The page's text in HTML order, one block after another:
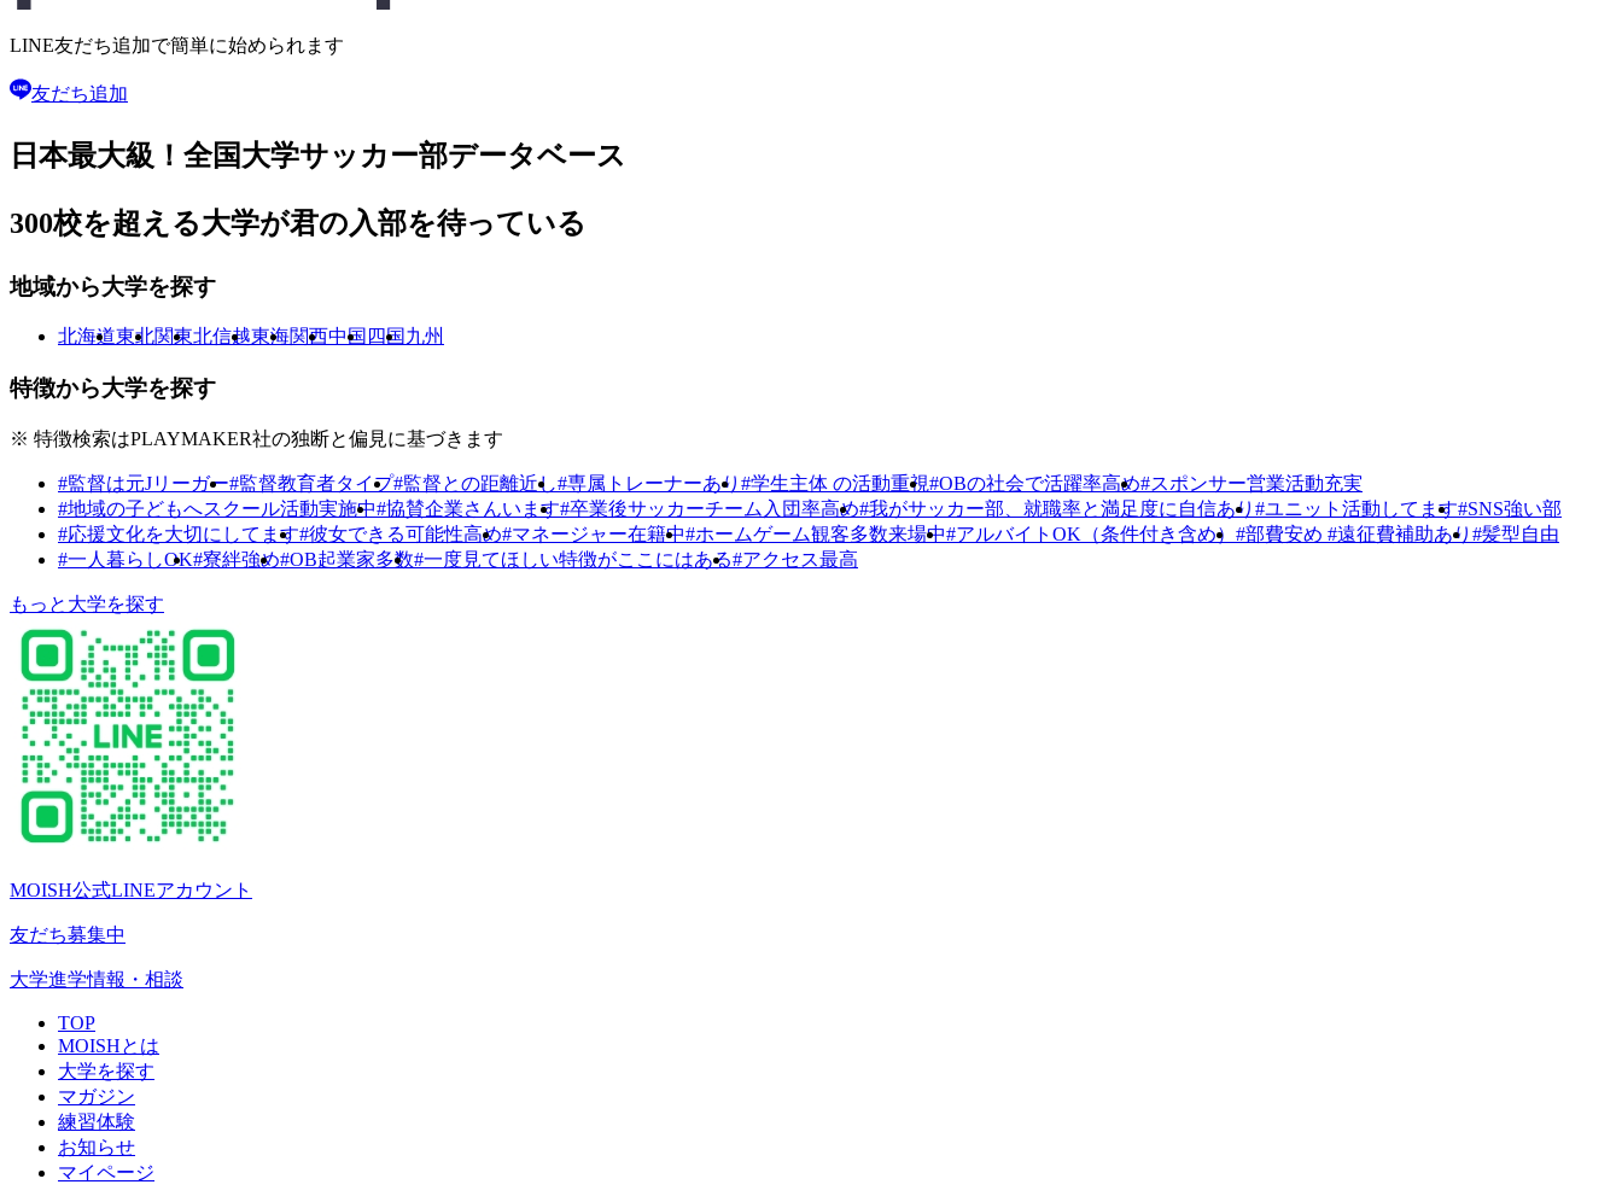
LINE友だち追加で簡単に始められます
友だち追加
日本最大級！ 全国大学サッカー部データベース
300校を超える大学が君の入部を待っている
地域から大学を探す
北海道東北関東北信越東海関西中国 四国 九州
特徴から大学を探す
※ 特徴検索はPLAYMAKER社の独断と偏見に基づきます
#監督は元Jリーガー#監督教育者タイプ#監督との距離近し#専属トレーナーあり #学生主体 の活動重視#OBの社会で活躍率高め#スポンサー営業活動充実
#地域の子どもへスクール活動実施中#協賛企業さんいます#卒業後サッカーチーム入団率高め#我がサッカー部、就職率と満足度に自信あり #ユニット活動してます#SNS強い部
#応援文化を大切にしてます#彼女できる可能性高め#マネージャー在籍中#ホームゲーム観客多数来場中#アルバイトOK（条件付き含め） #部費安め #遠征費補助あり #髪型自由
#一人暮らしOK#寮絆強め#OB起業家多数#一度見てほしい特徴がここにはある#アクセス最高
もっと大学を探す
MOISH公式LINEアカウント
友だち募集中
大学進学情報・相談
TOP
MOISHとは
大学を探す
マガジン
練習体験
お知らせ
マイページ